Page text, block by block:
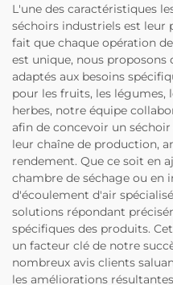
L'une des caractéristiques
séchoirs industriels est leur
fait que chaque opération
est unique, nous proposons
adaptés aux besoins
pour les fruits, les légumes,
herbes, notre équipe
afin de concevoir un
leur chaîne de production,
rendement. Que ce soit en
chambre de séchage ou en
d'écoulement d'air
solutions répondant
spécifiques des produits.
un facteur clé de notre
nombreux avis clients
les améliorations